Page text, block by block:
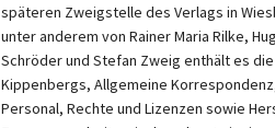
späteren Zweigstelle des Verlags in
unter anderem von Rainer Maria Rilke,
Schröder und Stefan Zweig enthält es
Kippenbergs, Allgemeine
Personal, Rechte und Lizenzen sowie